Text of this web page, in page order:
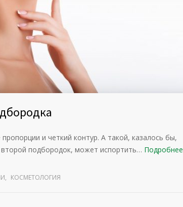
и четкий контур. А такой, казалось бы,
подбородок, может испортить… Подробнее
, КОСМЕТОЛОГИЯ